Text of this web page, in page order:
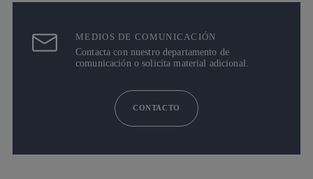
MEDIOS DE COMUNICACIÓN
Contacta con nuestro departamento de
comunicación o solicita material adicional.
CONTACTO